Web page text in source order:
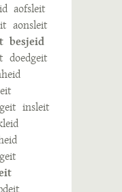
aofsleit
aonsleit
besjeid
doedgeit
insleit